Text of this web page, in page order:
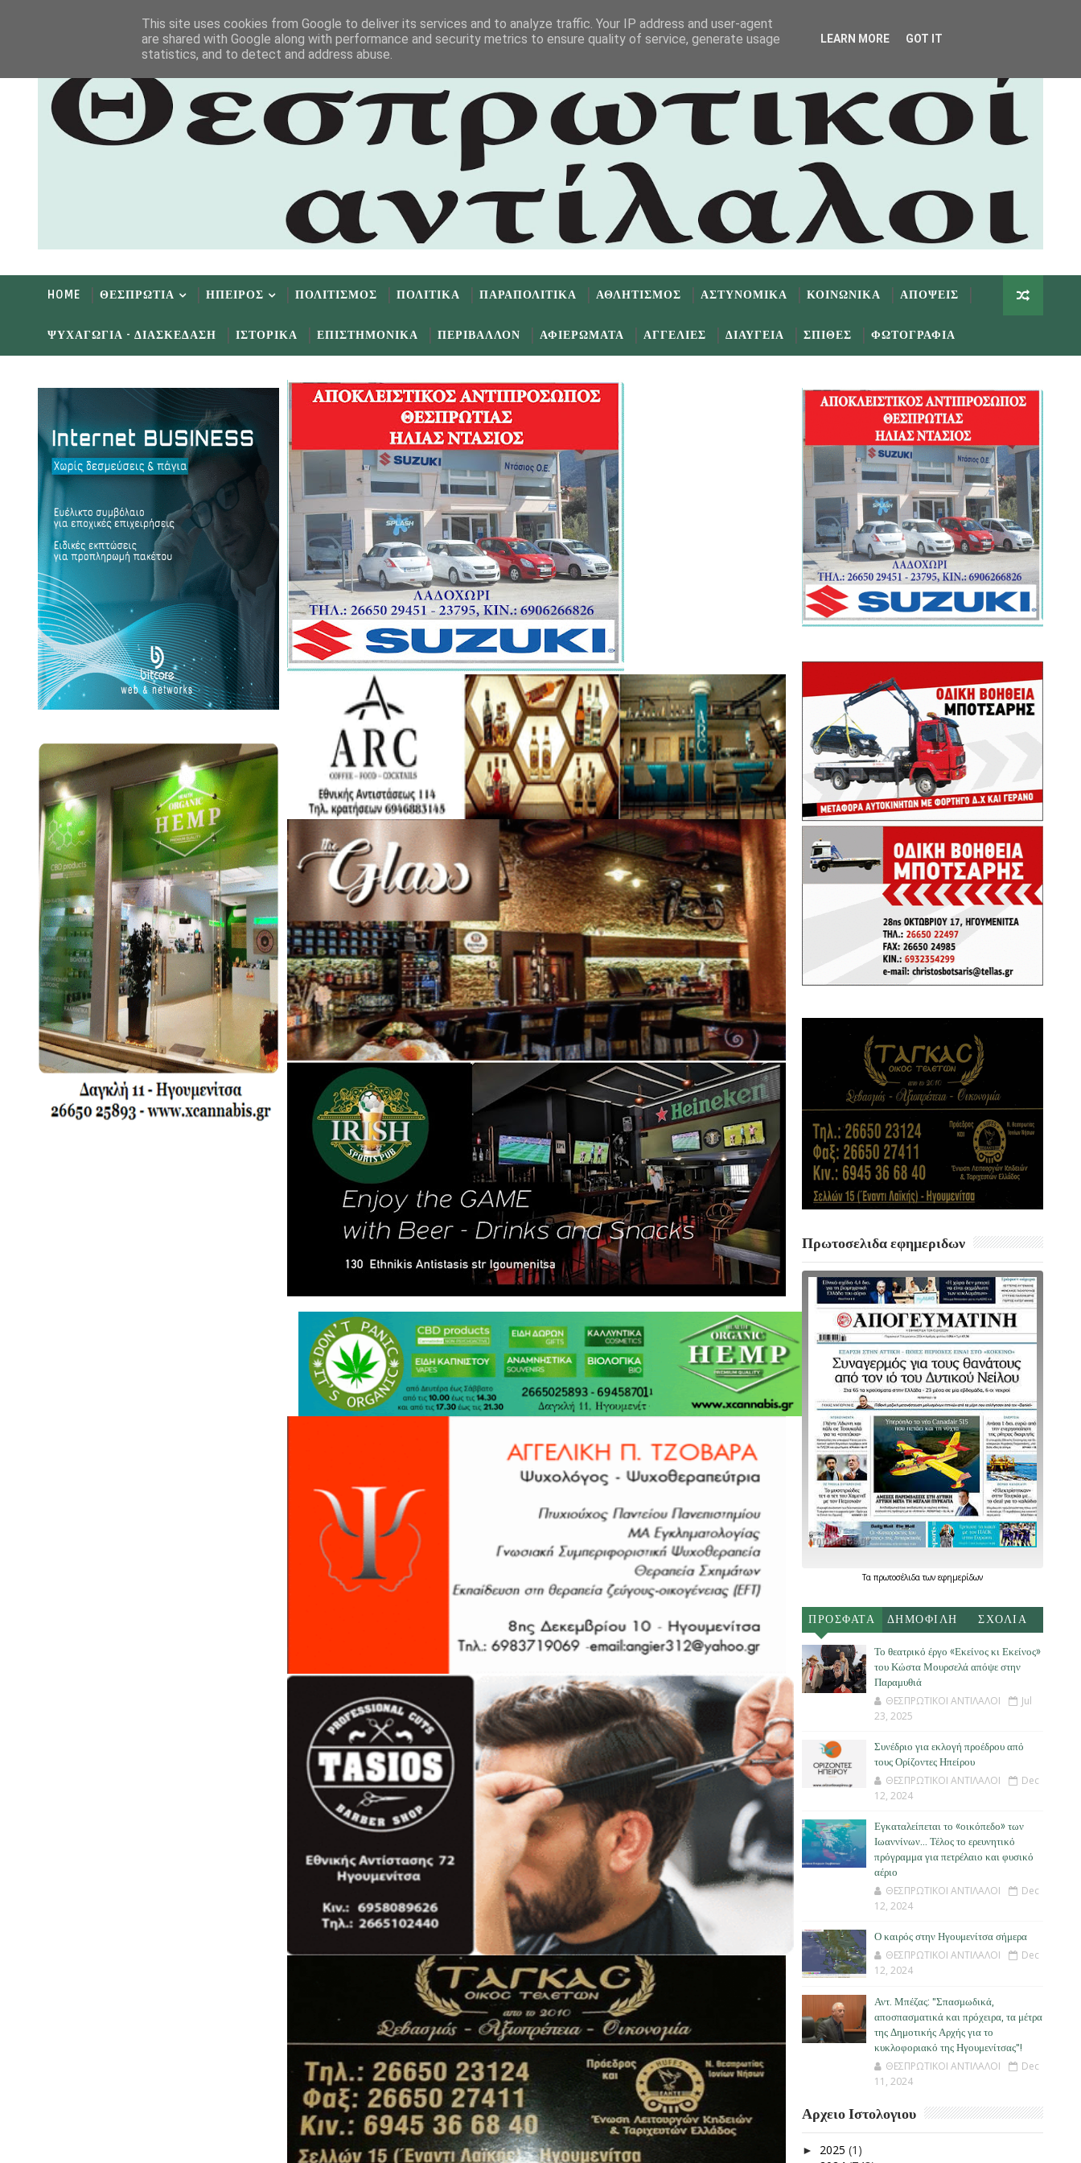
HOME ΘΕΣΠΡΩΤΙΑ ΗΠΕΙΡΟΣ ΠΟΛΙΤΙΣΜΟΣ ΠΟΛΙΤΙΚΑ ΠΑΡΑΠΟΛΙΤΙΚΑ ΑΘΛΗΤΙΣΜΟΣ ΑΣΤΥΝΟΜΙΚΑ ΚΟΙΝΩΝΙΚΑ ΑΠΟΨΕΙΣ
ΨΥΧΑΓΩΓΙΑ - ΔΙΑΣΚΕΔΑΣΗ ΙΣΤΟΡΙΚΑ ΕΠΙΣΤΗΜΟΝΙΚΑ ΠΕΡΙΒΑΛΛΟΝ ΑΦΙΕΡΩΜΑΤΑ ΑΓΓΕΛΙΕΣ ΔΙΑΥΓΕΙΑ ΣΠΙΘΕΣ ΦΩΤΟΓΡΑΦΙΑ
Πρωτοσελιδα εφημεριδων
Τα πρωτοσέλιδατων εφημερίδων
ΠΡΟΣΦΑΤΑ ΔΗΜΟΦΙΛΗ ΣΧΟΛΙΑ
Το θεατρικό έργο «Εκείνος κι Εκείνος»
του Κώστα Μουρσελά απόψε στην
Παραμυθιά
ΘΕΣΠΡΩΤΙΚΟΙ ΑΝΤΙΛΑΛΟΙ
Jul
23, 2025
Συνέδριο για εκλογή προέδρου από
τους Ορίζοντες Ηπείρου
ΘΕΣΠΡΩΤΙΚΟΙ ΑΝΤΙΛΑΛΟΙ
Dec
12, 2024
Εγκαταλείπεται το «οικόπεδο» των
Ιωαννίνων… Τέλος το ερευνητικό
πρόγραμμα για πετρέλαιο και φυσικό
αέριο
ΘΕΣΠΡΩΤΙΚΟΙ ΑΝΤΙΛΑΛΟΙ
Dec
12, 2024
Ο καιρός στην Ηγουμενίτσα σήμερα
ΘΕΣΠΡΩΤΙΚΟΙ ΑΝΤΙΛΑΛΟΙ
Dec
12, 2024
Αντ. Μπέζας: "Σπασμωδικά,
αποσπασματικά και πρόχειρα, τα μέτρα
της Δημοτικής Αρχής για το
κυκλοφοριακό της Ηγουμενίτσας"!
ΘΕΣΠΡΩΤΙΚΟΙ ΑΝΤΙΛΑΛΟΙ
Dec
11, 2024
Αρχειο Ιστολογιου
► 2025 (1)
This site uses cookies from Google to deliver its services and to analyze traffic. Your IP address and user-agent
are shared with Google along with performance and security metrics to ensure quality of service, generate usage
statistics, and to detect and address abuse.
LEARN MORE GOT IT